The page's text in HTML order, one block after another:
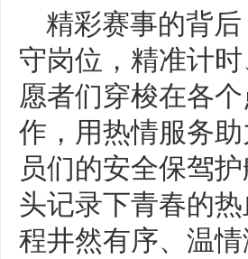
精彩赛事的背
守岗位，精准计
愿者们穿梭在各
作，用热情服务
员们的安全保驾
头记录下青春的
程井然有序、温情